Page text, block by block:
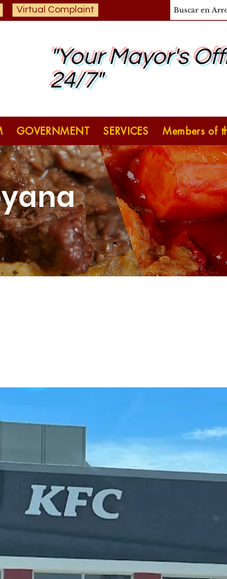
Virtual Complaint
"Your Mayor's
24/7"
GOVERNMENT SERVICES Members of